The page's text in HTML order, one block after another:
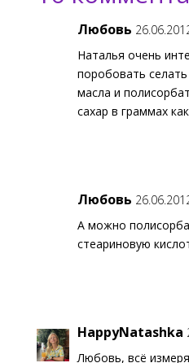
Любовь
Наталья очень
поробовать
масла и
сахар в граммах
Любовь
А можно
стеариновую
HappyNatashka
Любовь, всё